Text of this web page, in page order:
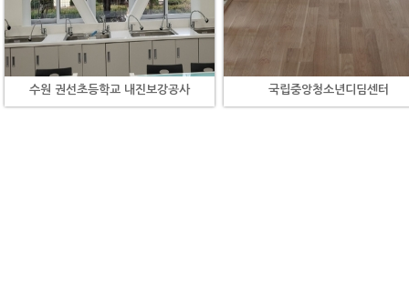
수원 권선초등학교 내진보강공사 국립중앙청소년디딤센터